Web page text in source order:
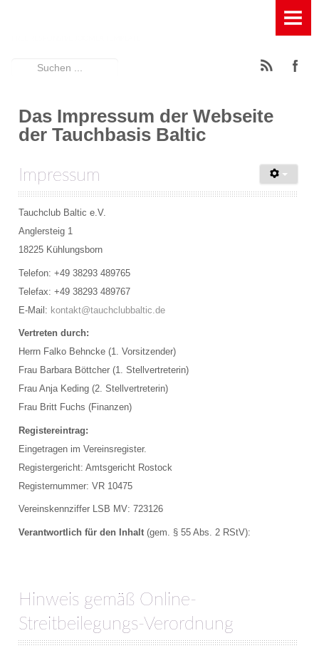
Ausstattung der Tauchbasis
Füllstation für Pressluft, Kompressor und Leihflaschen
Geräumige Terasse mit Entspannungsfaktor
Großes Umkleidezelt
Rödeltische zum Auf- und Abbau der Tauchgeräte
Schulungsraum für die Tauchausbildung
Das Team der Tauchbasis
AUSBILDUNG
Schnuppertauchen in der Ostsee
Tauchausbildung SSI
TAUCHPLÄTZE
Suchen
Das Impressum der Webseite
der Tauchbasis Baltic
Impressum
Tauchclub Baltic e.V.
Anglersteig 1
18225 Kühlungsborn
Telefon: +49 38293 489765
Telefax: +49 38293 489767
E-Mail: kontakt@tauchclubbaltic.de
Vertreten durch:
Herrn Falko Behncke (1. Vorsitzender)
Frau Barbara Böttcher (1. Stellvertreterin)
Frau Anja Keding (2. Stellvertreterin)
Frau Britt Fuchs (Finanzen)
Registereintrag:
Eingetragen im Vereinsregister.
Registergericht: Amtsgericht Rostock
Registernummer: VR 10475
Vereinskennziffer LSB MV: 723126
Verantwortlich für den Inhalt (gem. § 55 Abs. 2 RStV):
Hinweis gemäß Online-
Streitbeilegungs-Verordnung